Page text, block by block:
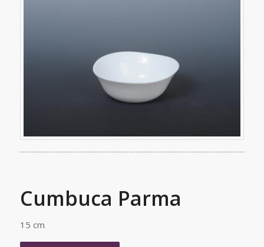
Cumbuca Parma
15 cm